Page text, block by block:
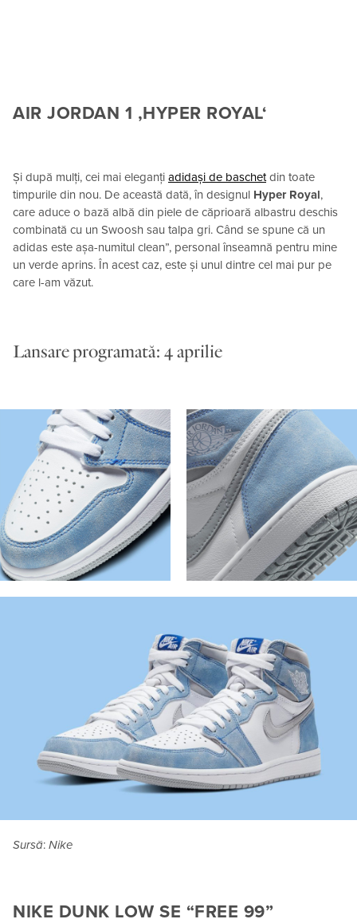
AIR JORDAN 1 ‚HYPER ROYAL‘
Și după mulți, cei mai eleganți adidași de baschetdin toate
timpurile din nou. De această dată, în designul Hyper Royal,
care aduce o bază albă din piele de căprioară albastru deschis
combinată cu un Swoosh sau talpa gri. Când se spune că un
adidas este așa-numitul clean”, personal înseamnă pentru mine
un verde aprins. În acest caz, este și unul dintre cel mai pur pe
care l-am văzut.
Lansare programată: 4 aprilie
Sursă: Nike
NIKE DUNK LOW SE “FREE 99”